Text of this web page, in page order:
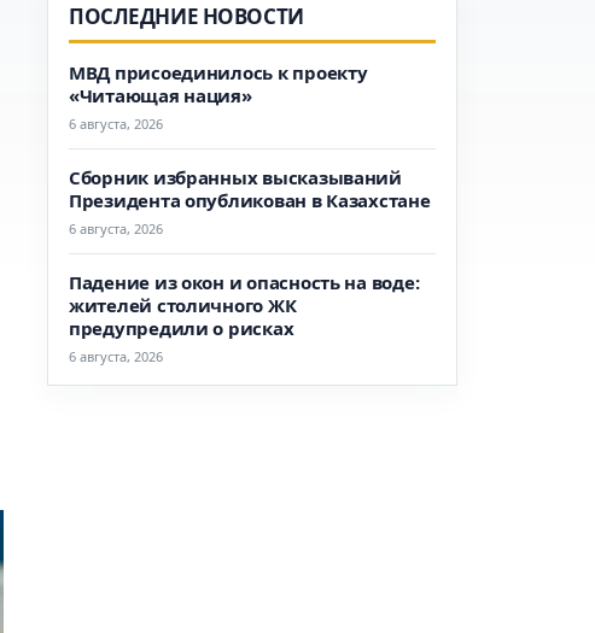
ПОСЛЕДНИЕ НОВОСТИ
МВД присоединилось к проекту
«Читающая нация»
6 августа, 2026
Сборник избранных высказываний
Президента опубликован в Казахстане
6 августа, 2026
Падение из окон и опасность на воде:
жителей столичного ЖК
предупредили о рисках
6 августа, 2026